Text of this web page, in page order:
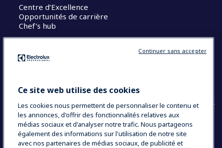
Centre d’Excellence
Opportunités de carrière
Chef’s hub
COUNTRY AND LANGUAGE
Ce site web utilise des cookies
Les cookies nous permettent de personnaliser le contenu et
les annonces, d'offrir des fonctionnalités relatives aux
médias sociaux et d'analyser notre trafic. Nous partageons
également des informations sur l'utilisation de notre site
avec nos partenaires de médias sociaux, de publicité et
Continuer sans accepter